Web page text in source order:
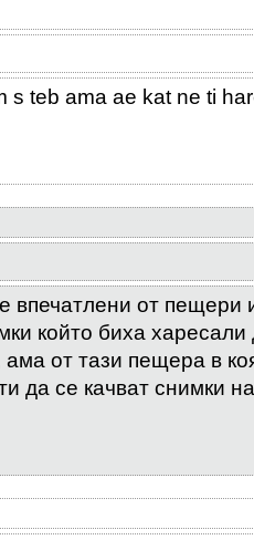
s teb ama ae kat ne ti
впечатлени от
който биха
от тази пещера в
да се качват снимки